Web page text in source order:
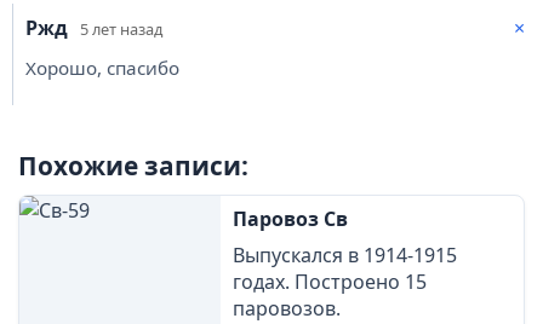
Ржд 5 лет назад ×
Хорошо, спасибо
Похожие записи:
Паровоз Св
Выпускался в 1914-1915
годах. Построено 15
паровозов.